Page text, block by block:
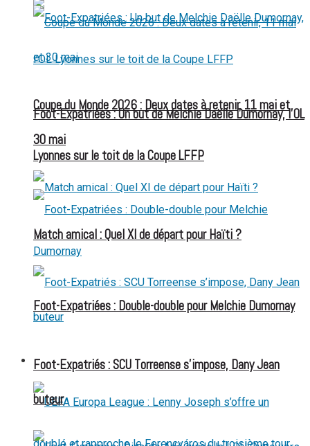
Foot-Expatriées : Un but de Melchie Daëlle Dumornay, l’OL
Lyonnes sur le toit de la Coupe LFFP
Foot-Expatriées : Double-double pour Melchie Dumornay
FOOT EXPATRIÉS
Coupe du Monde 2026 : Deux dates à retenir, 11 mai et
30 mai
Match amical : Quel XI de départ pour Haïti ?
Foot-Expatriés : SCU Torreense s’impose, Dany Jean
buteur